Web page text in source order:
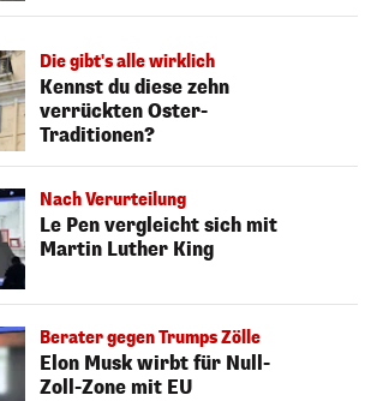
Die gibt's alle wirklich
Kennst du diese zehn
verrückten Oster-
Traditionen?
Nach Verurteilung
Le Pen vergleicht sich mit
Martin Luther King
Berater gegen Trumps Zölle
Elon Musk wirbt für Null-
Zoll-Zone mit EU